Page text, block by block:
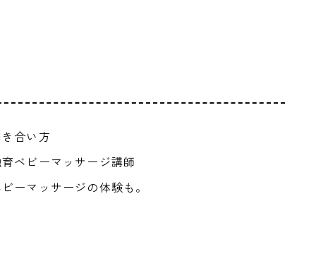
合い方
ベビーマッサージ講師
ーマッサージの体験も。